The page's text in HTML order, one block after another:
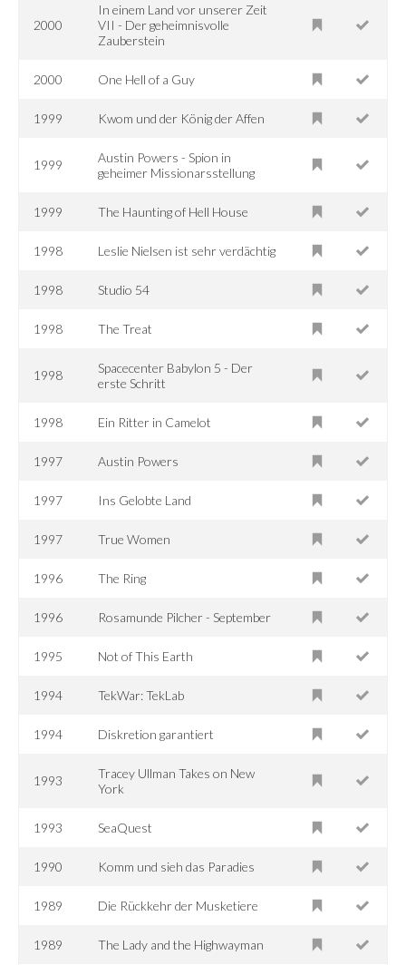
2000
In einem Land vor unserer Zeit
VII - Der geheimnisvolle
Zauberstein
2000 One Hell of a Guy
1999 Kwom und der König der Affen
1999
Austin Powers - Spion in
geheimer Missionarsstellung
1999 The Haunting of Hell House
1998 Leslie Nielsen ist sehr verdächtig
1998 Studio 54
1998 The Treat
1998
Spacecenter Babylon 5 - Der
erste Schritt
1998 Ein Ritter in Camelot
1997 Austin Powers
1997 Ins Gelobte Land
1997 True Women
1996 The Ring
1996 Rosamunde Pilcher - September
1995 Not of This Earth
1994 TekWar: TekLab
1994 Diskretion garantiert
1993
Tracey Ullman Takes on New
York
1993 SeaQuest
1990 Komm und sieh das Paradies
1989 Die Rückkehr der Musketiere
1989 The Lady and the Highwayman